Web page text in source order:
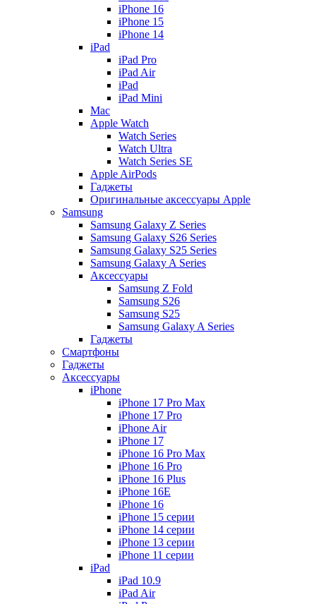
iPhone 16
iPhone 15
iPhone 14
iPad
iPad Pro
iPad Air
iPad
iPad Mini
Mac
Apple Watch
Watch Series
Watch Ultra
Watch Series SE
Apple AirPods
Гаджеты
Оригинальные аксессуары Apple
Samsung
Samsung Galaxy Z Series
Samsung Galaxy S26 Series
Samsung Galaxy S25 Series
Samsung Galaxy A Series
Аксессуары
Samsung Z Fold
Samsung S26
Samsung S25
Samsung Galaxy A Series
Гаджеты
Смартфоны
Гаджеты
Аксессуары
iPhone
iPhone 17 Pro Max
iPhone 17 Pro
iPhone Air
iPhone 17
iPhone 16 Pro Max
iPhone 16 Pro
iPhone 16 Plus
iPhone 16E
iPhone 16
iPhone 15 серии
iPhone 14 серии
iPhone 13 серии
iPhone 11 серии
iPad
iPad 10.9
iPad Air